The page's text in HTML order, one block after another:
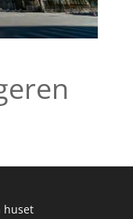
huset